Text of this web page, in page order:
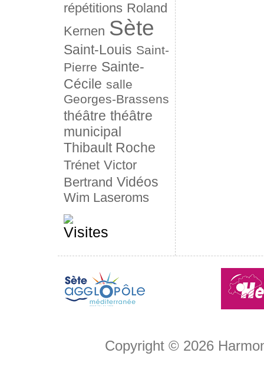
répétitions Roland
Kernen Sète
Saint-Louis Saint-
Pierre Sainte-
Cécile salle
Georges-Brassens
théâtre théâtre
municipal
Thibault Roche
Trénet Victor
Bertrand Vidéos
Wim Laseroms
Copyright © 2026